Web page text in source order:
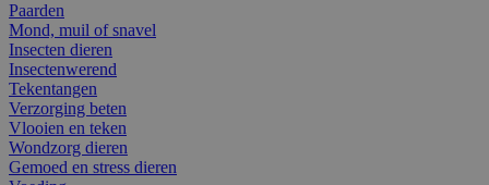
Paarden
Mond, muil of snavel
Insecten dieren
Insectenwerend
Tekentangen
Verzorging beten
Vlooien en teken
Wondzorg dieren
Gemoed en stress dieren